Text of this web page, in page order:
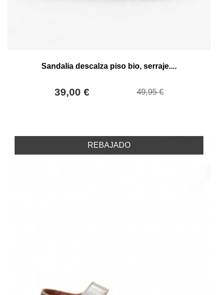
Sandalia descalza piso bio, serraje....
39,00 € 49,95 €
REBAJADO